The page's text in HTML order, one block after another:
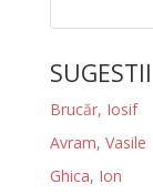
SUGESTII
Brucăr, Iosif
Avram, Vasile
Ghica, Ion